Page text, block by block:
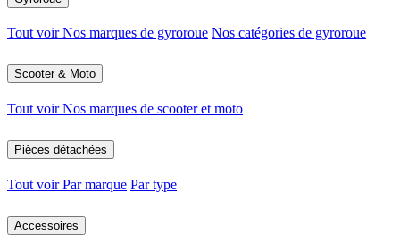
Tout voirNos marques de gyroroue Nos catégories de gyroroue
Scooter & Moto
Tout voirNos marques de scooter et moto
Pièces détachées
Tout voirPar marque Par type
Accessoires